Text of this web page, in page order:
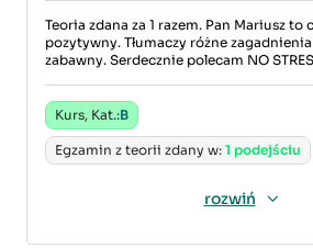
Teoria zdana za 1 razem. Pan Mariusz to
pozytywny. Tłumaczy różne
zabawny. Serdecznie polecam NO
Kurs, Kat.:B
Egzamin z teorii zdany w: 1 podejściu
rozwiń